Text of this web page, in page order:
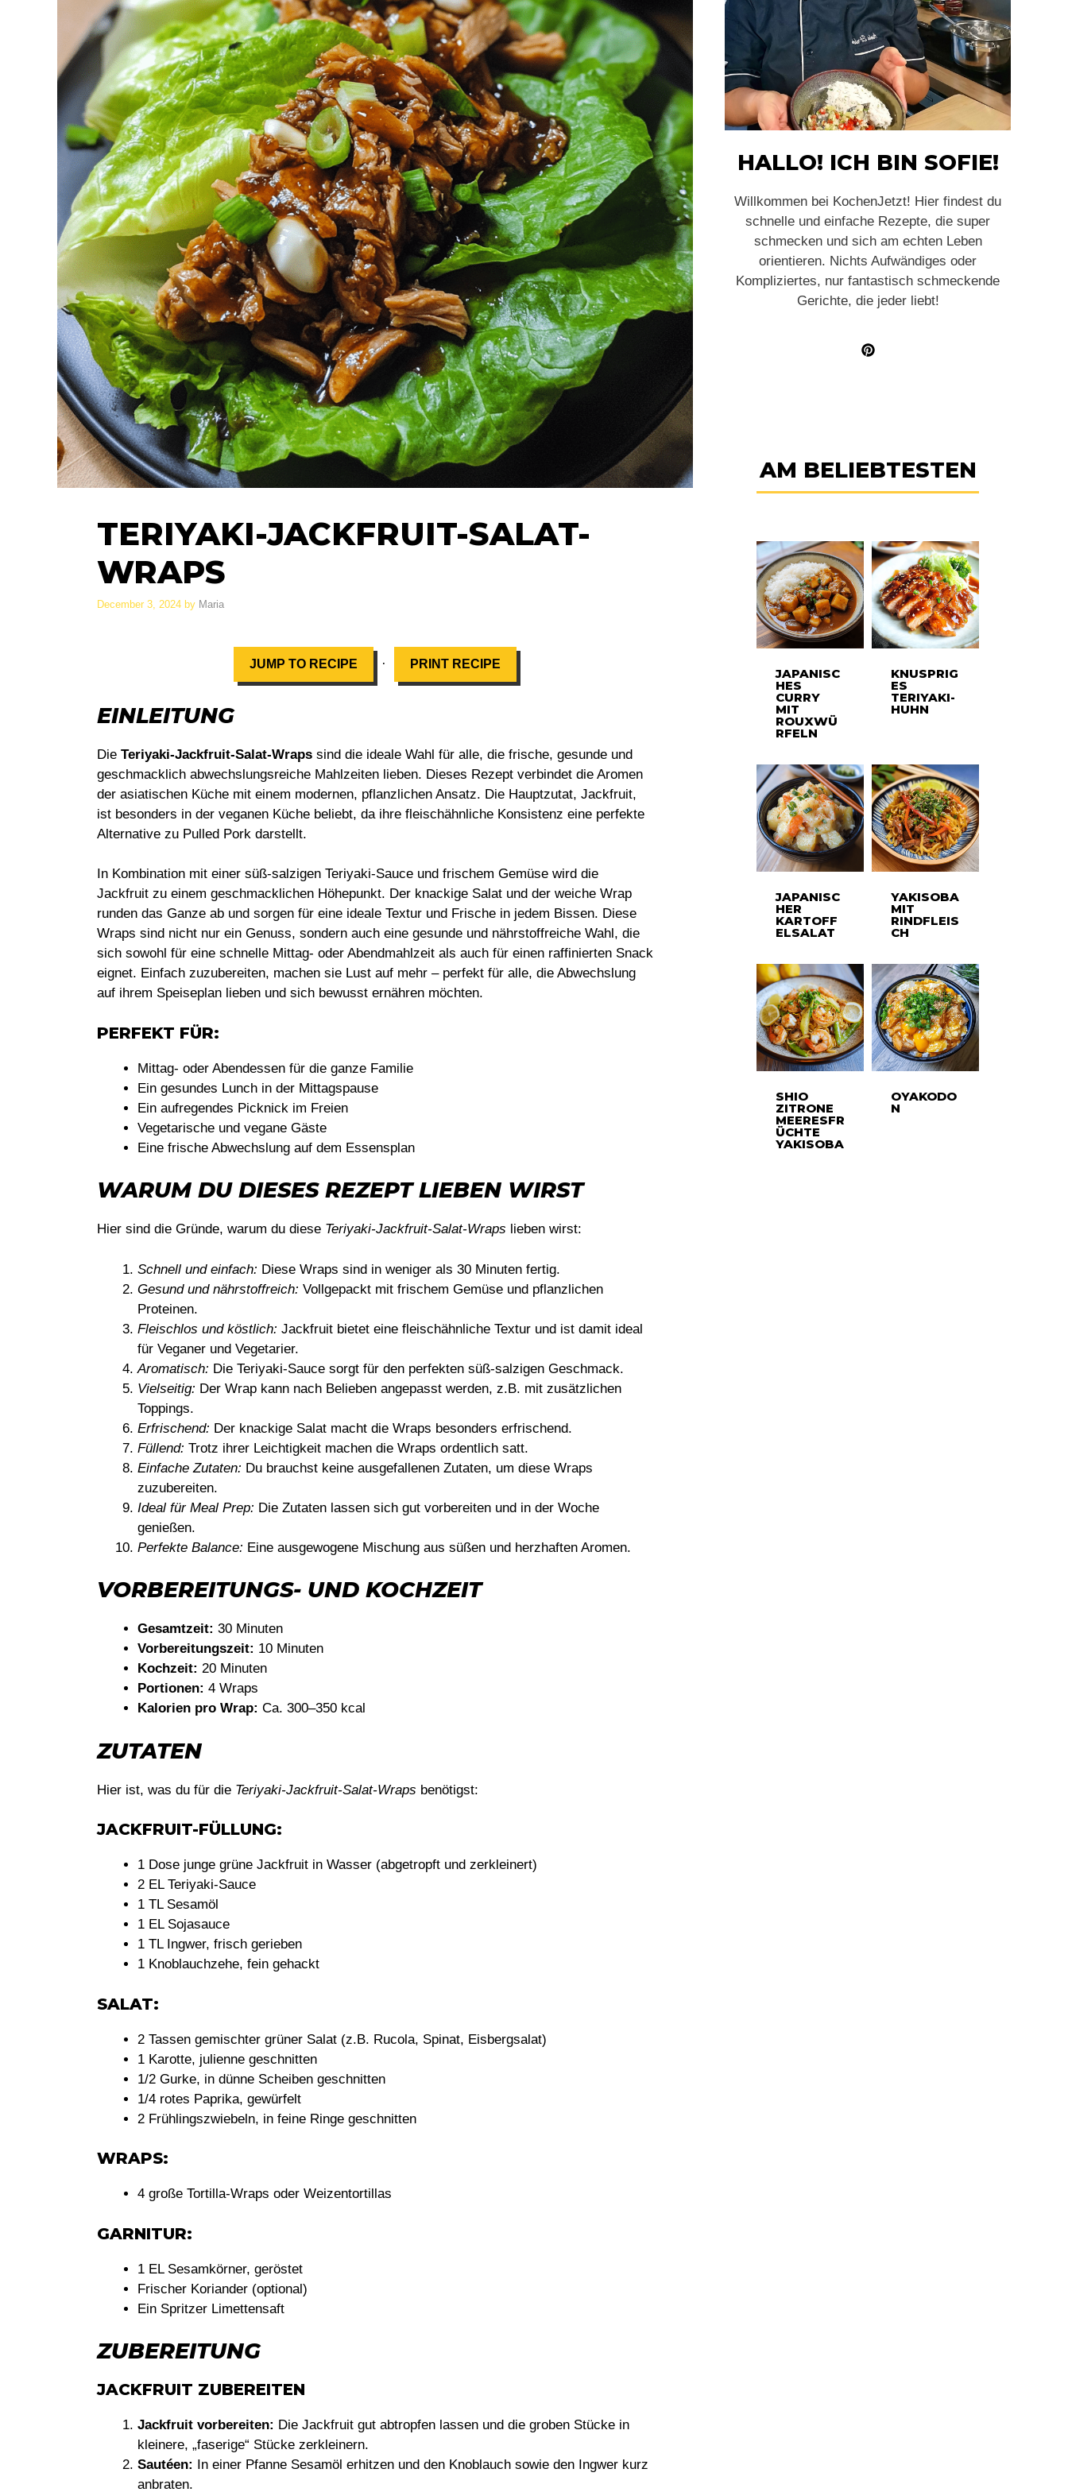
TERIYAKI-JACKFRUIT-SALAT-
WRAPS
December 3, 2024 by Maria
JUMP TO RECIPE · PRINT RECIPE
EINLEITUNG
Die Teriyaki-Jackfruit-Salat-Wraps sind die ideale Wahl für alle, die frische, gesunde und
geschmacklich abwechslungsreiche Mahlzeiten lieben. Dieses Rezept verbindet die Aromen
der asiatischen Küche mit einem modernen, pflanzlichen Ansatz. Die Hauptzutat, Jackfruit,
ist besonders in der veganen Küche beliebt, da ihre fleischähnliche Konsistenz eine perfekte
Alternative zu Pulled Pork darstellt.
In Kombination mit einer süß-salzigen Teriyaki-Sauce und frischem Gemüse wird die
Jackfruit zu einem geschmacklichen Höhepunkt. Der knackige Salat und der weiche Wrap
runden das Ganze ab und sorgen für eine ideale Textur und Frische in jedem Bissen. Diese
Wraps sind nicht nur ein Genuss, sondern auch eine gesunde und nährstoffreiche Wahl, die
sich sowohl für eine schnelle Mittag- oder Abendmahlzeit als auch für einen raffinierten Snack
eignet. Einfach zuzubereiten, machen sie Lust auf mehr – perfekt für alle, die Abwechslung
auf ihrem Speiseplan lieben und sich bewusst ernähren möchten.
PERFEKT FÜR:
Mittag- oder Abendessen für die ganze Familie
Ein gesundes Lunch in der Mittagspause
Ein aufregendes Picknick im Freien
Vegetarische und vegane Gäste
Eine frische Abwechslung auf dem Essensplan
WARUM DU DIESES REZEPT LIEBEN WIRST
Hier sind die Gründe, warum du diese Teriyaki-Jackfruit-Salat-Wraps lieben wirst:
Schnell und einfach: Diese Wraps sind in weniger als 30 Minuten fertig.
Gesund und nährstoffreich: Vollgepackt mit frischem Gemüse und pflanzlichen
Proteinen.
Fleischlos und köstlich: Jackfruit bietet eine fleischähnliche Textur und ist damit ideal
für Veganer und Vegetarier.
Aromatisch: Die Teriyaki-Sauce sorgt für den perfekten süß-salzigen Geschmack.
Vielseitig: Der Wrap kann nach Belieben angepasst werden, z.B. mit zusätzlichen
Toppings.
Erfrischend: Der knackige Salat macht die Wraps besonders erfrischend.
Füllend: Trotz ihrer Leichtigkeit machen die Wraps ordentlich satt.
Einfache Zutaten: Du brauchst keine ausgefallenen Zutaten, um diese Wraps
zuzubereiten.
Ideal für Meal Prep: Die Zutaten lassen sich gut vorbereiten und in der Woche
genießen.
Perfekte Balance: Eine ausgewogene Mischung aus süßen und herzhaften Aromen.
VORBEREITUNGS- UND KOCHZEIT
Gesamtzeit: 30 Minuten
Vorbereitungszeit: 10 Minuten
Kochzeit: 20 Minuten
Portionen: 4 Wraps
Kalorien pro Wrap: Ca. 300–350 kcal
ZUTATEN
Hier ist, was du für die Teriyaki-Jackfruit-Salat-Wraps benötigst:
JACKFRUIT-FÜLLUNG:
1 Dose junge grüne Jackfruit in Wasser (abgetropft und zerkleinert)
2 EL Teriyaki-Sauce
1 TL Sesamöl
1 EL Sojasauce
1 TL Ingwer, frisch gerieben
1 Knoblauchzehe, fein gehackt
SALAT:
2 Tassen gemischter grüner Salat (z.B. Rucola, Spinat, Eisbergsalat)
1 Karotte, julienne geschnitten
1/2 Gurke, in dünne Scheiben geschnitten
1/4 rotes Paprika, gewürfelt
2 Frühlingszwiebeln, in feine Ringe geschnitten
WRAPS:
4 große Tortilla-Wraps oder Weizentortillas
GARNITUR:
1 EL Sesamkörner, geröstet
Frischer Koriander (optional)
Ein Spritzer Limettensaft
ZUBEREITUNG
JACKFRUIT ZUBEREITEN
Jackfruit vorbereiten: Die Jackfruit gut abtropfen lassen und die groben Stücke in
kleinere, „faserige“ Stücke zerkleinern.
Sautéen: In einer Pfanne Sesamöl erhitzen und den Knoblauch sowie den Ingwer kurz
anbraten.
HALLO! ICH BIN SOFIE!
Willkommen bei KochenJetzt! Hier findest du
schnelle und einfache Rezepte, die super
schmecken und sich am echten Leben
orientieren. Nichts Aufwändiges oder
Kompliziertes, nur fantastisch schmeckende
Gerichte, die jeder liebt!
AM BELIEBTESTEN
JAPANISC
HES
CURRY
MIT
ROUXWÜ
RFELN
KNUSPRIG
ES
TERIYAKI-
HUHN
JAPANISC
HER
KARTOFF
ELSALAT
YAKISOBA
MIT
RINDFLEIS
CH
SHIO
ZITRONE
MEERESFR
ÜCHTE
YAKISOBA
OYAKODO
N